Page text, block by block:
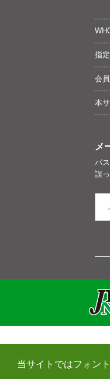
当サイトではフォン
指
会
本
メ
パ
誤